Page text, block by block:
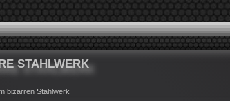
STAHLWERK
bizarren Stahlwerk